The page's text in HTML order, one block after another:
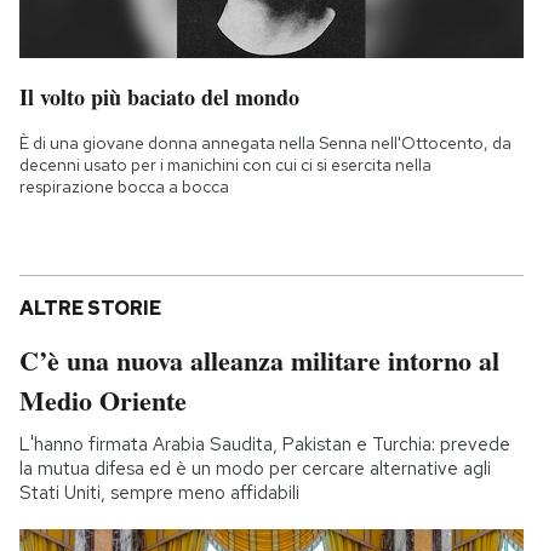
Il volto più baciato del mondo
È di una giovane donna annegata nella Senna nell'Ottocento, da
decenni usato per i manichini con cui ci si esercita nella
respirazione bocca a bocca
ALTRE STORIE
C’è una nuova alleanza militare intorno al
Medio Oriente
L'hanno firmata Arabia Saudita, Pakistan e Turchia: prevede
la mutua difesa ed è un modo per cercare alternative agli
Stati Uniti, sempre meno affidabili